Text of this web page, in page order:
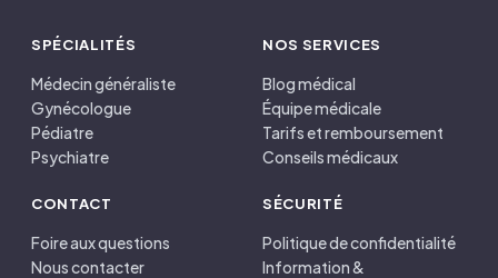
SPÉCIALITÉS
Médecin généraliste
Gynécologue
Pédiatre
Psychiatre
NOS SERVICES
Blog médical
Équipe médicale
Tarifs et remboursement
Conseils médicaux
CONTACT
Foire aux questions
Nous contacter
SÉCURITÉ
Politique de confidentialité
Information &